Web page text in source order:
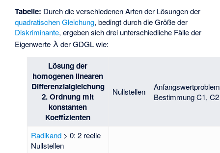
Tabelle: Durch die verschiedenen Arten der Lösungen der
quadratischen Gleichung, bedingt durch die Größe der
Diskriminante, ergeben sich drei unterschiedliche Fälle der
Eigenwerte λ der GDGL wie:
Lösung der
homogenen linearen
Differenzialgleichung
2. Ordnung mit
konstanten
Koeffizienten
Nullstellen
Anfangswertproblem
Bestimmung C1, C2
Radikand > 0: 2 reelle
Nullstellen